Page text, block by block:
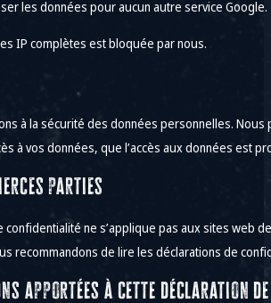
les données pour aucun autre service Google.
IP complètes est bloquée par nous.
à la sécurité des données personnelles.
à vos données, que l’accès aux données
parties
confidentialité ne s’applique pas aux sites web
recommandons de lire les déclarations de
apportées à cette déclaration